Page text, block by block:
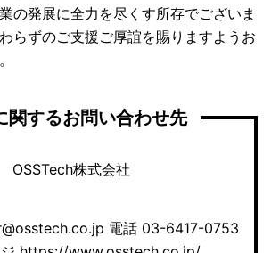
の発展に全力を尽くす所存でございま
らずのご支援ご厚誼を賜りますようお
関するお問い合わせ先
OSSTech株式会社
電話 03-6417-0753